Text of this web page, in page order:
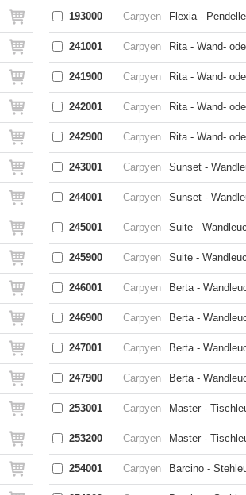
193000 Carpyen Flexia -
241001 Carpyen Rita - Wand-
241900 Carpyen Rita - Wand-
242001 Carpyen Rita - Wand-
242900 Carpyen Rita - Wand-
243001 Carpyen Sunset -
244001 Carpyen Sunset -
245001 Carpyen Suite -
245900 Carpyen Suite -
246001 Carpyen Berta -
246900 Carpyen Berta -
247001 Carpyen Berta -
247900 Carpyen Berta -
253001 Carpyen Master -
253200 Carpyen Master -
254001 Carpyen Barcino -